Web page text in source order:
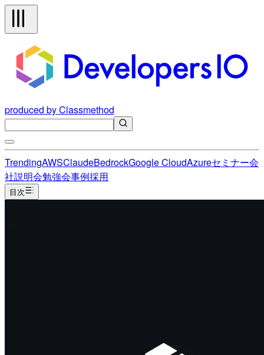
produced by Classmethod
TrendingAWSClaudeBedrockGoogle CloudAzureセミナー会
社説明会勉強会事例採用
目次